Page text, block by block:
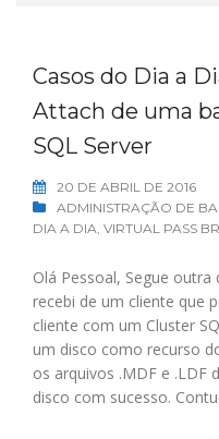
Casos do Dia a
Attach de uma
SQL Server
20 DE ABRIL DE 2016
ADMINISTRAÇÃO DE
DIA A DIA, VIRTUAL PASS BR
Olá Pessoal, Segue
recebi de um cliente que
cliente com um Cluster
um disco como recurso
os arquivos .MDF e .LDF
disco com sucesso.